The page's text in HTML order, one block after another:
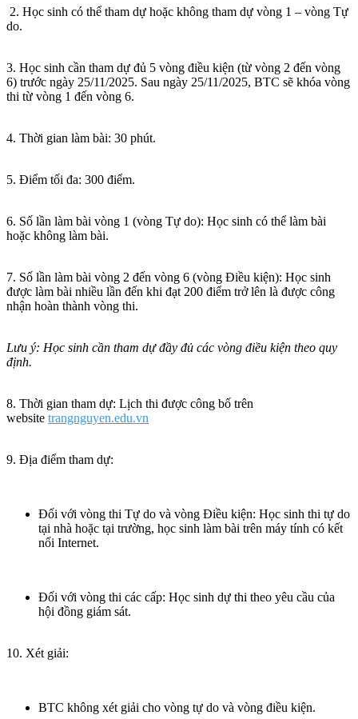
2. Học sinh có thể tham dự hoặc không tham dự vòng 1 – vòng Tự
do.
3. Học sinh cần tham dự đủ 5 vòng điều kiện (từ vòng 2 đến vòng
6) trước ngày 25/11/2025. Sau ngày 25/11/2025, BTC sẽ khóa vòng
thi từ vòng 1 đến vòng 6.
4. Thời gian làm bài: 30 phút.
5. Điểm tối đa: 300 điểm.
6. Số lần làm bài vòng 1 (vòng Tự do): Học sinh có thể làm bài
hoặc không làm bài.
7. Số lần làm bài vòng 2 đến vòng 6 (vòng Điều kiện): Học sinh
được làm bài nhiều lần đến khi đạt 200 điểm trở lên là được công
nhận hoàn thành vòng thi.
Lưu ý: Học sinh cần tham dự đầy đủ các vòng điều kiện theo quy
định.
8. Thời gian tham dự: Lịch thi được công bố trên
website trangnguyen.edu.vn
9. Địa điểm tham dự:
Đối với vòng thi Tự do và vòng Điều kiện: Học sinh thi tự do
tại nhà hoặc tại trường, học sinh làm bài trên máy tính có kết
nối Internet.
Đối với vòng thi các cấp: Học sinh dự thi theo yêu cầu của
hội đồng giám sát.
10. Xét giải:
BTC không xét giải cho vòng tự do và vòng điều kiện.